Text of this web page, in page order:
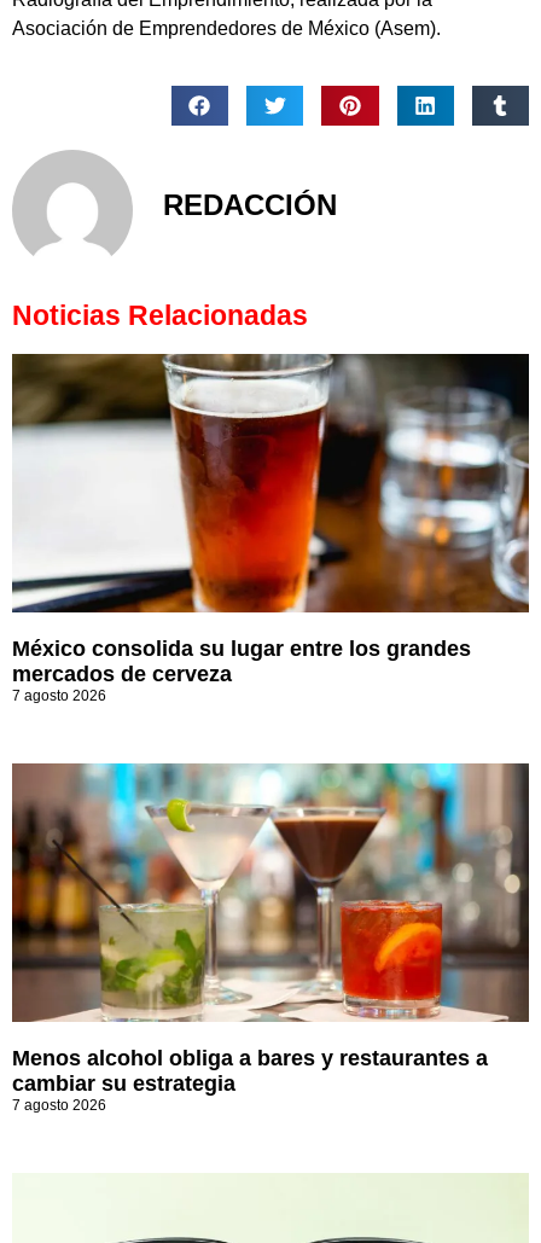
Asociación de Emprendedores de México (Asem).
REDACCIÓN
Noticias Relacionadas
México consolida su lugar entre los grandes
mercados de cerveza
7 agosto 2026
Menos alcohol obliga a bares y restaurantes a
cambiar su estrategia
7 agosto 2026